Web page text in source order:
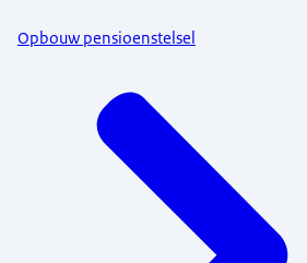
Opbouw pensioenstelsel